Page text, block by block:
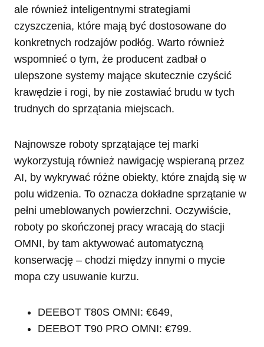
ale również inteligentnymi strategiami
czyszczenia, które mają być dostosowane do
konkretnych rodzajów podłóg. Warto również
wspomnieć o tym, że producent zadbał o
ulepszone systemy mające skutecznie czyścić
krawędzie i rogi, by nie zostawiać brudu w tych
trudnych do sprzątania miejscach.
Najnowsze roboty sprzątające tej marki
wykorzystują również nawigację wspieraną przez
AI, by wykrywać różne obiekty, które znajdą się w
polu widzenia. To oznacza dokładne sprzątanie w
pełni umeblowanych powierzchni. Oczywiście,
roboty po skończonej pracy wracają do stacji
OMNI, by tam aktywować automatyczną
konserwację – chodzi między innymi o mycie
mopa czy usuwanie kurzu.
DEEBOT T80S OMNI: €649,
DEEBOT T90 PRO OMNI: €799.